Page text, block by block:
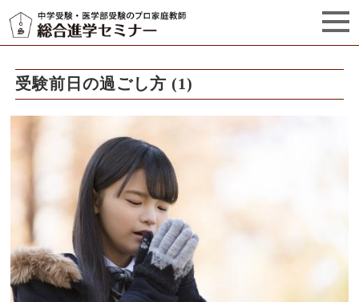
セミナーからのお知らせ（5）
受験前日の過ごし方 (1)